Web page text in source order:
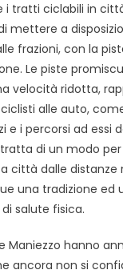
i tratti ciclabili in
mettere a
frazioni, con la
Le piste
velocità ridotta,
alle auto,
e i percorsi ad essi
di un modo per
città dalle distanze
una tradizione ed
salute fisica.
Maniezzo hanno
ancora non si